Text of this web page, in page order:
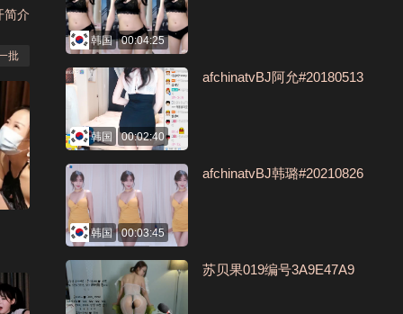
简介
批
韩国 00:04:25
韩国 00:02:40
afchinatvBJ阿允#20180513
韩国 00:03:45
afchinatvBJ韩璐#20210826
苏贝果019编号3A9E47A9